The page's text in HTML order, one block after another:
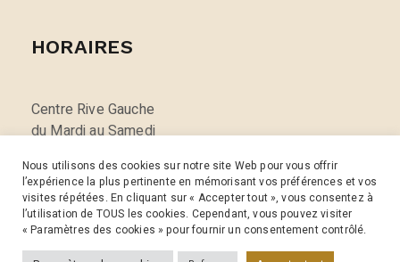
HORAIRES
Centre Rive Gauche
du Mardi au Samedi
fermé le lundi
Nous utilisons des cookies sur notre site Web pour vous offrir
l’expérience la plus pertinente en mémorisant vos préférences et vos
visites répétées. En cliquant sur « Accepter tout », vous consentez à
l’utilisation de TOUS les cookies. Cependant, vous pouvez visiter
« Paramètres des cookies » pour fournir un consentement contrôlé.